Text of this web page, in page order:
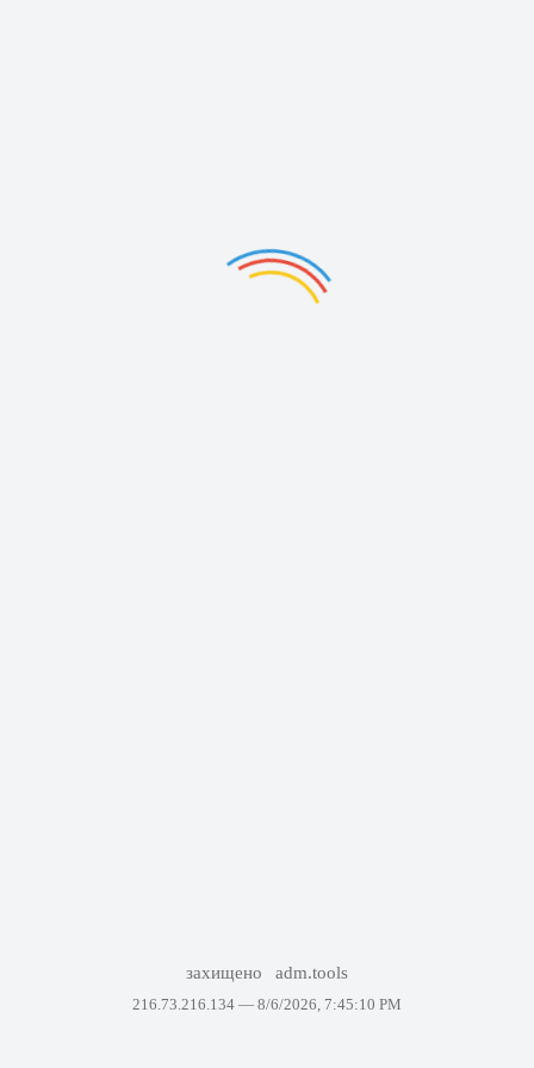
захищено adm.tools
216.73.216.134 — 8/6/2026, 7:45:10 PM